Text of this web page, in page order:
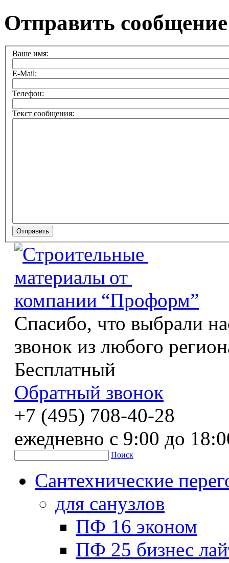
Отправить сообщение
Ваше имя:
E-Mail:
Телефон:
Текст сообщения:
Спасибо, что выбрали
звонок из любого
Бесплатный
Обратный звонок
+7 (495) 708-40-28
ежедневно с 9:00 до
Поиск
Сантехнические
для санузлов
ПФ 16 эконом
ПФ 25 бизнес